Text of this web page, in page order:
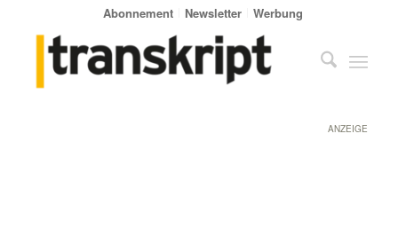
Abonnement Newsletter Werbung
ANZEIGE